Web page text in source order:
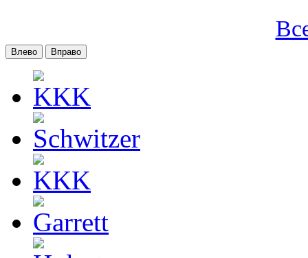
Влево Вправо